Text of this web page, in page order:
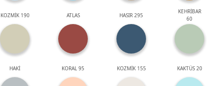
KOZMİK 190 ATLAS HASIR 295
KEHRİBAR
60
HAKİ KORAL 95 KOZMİK 155 KAKTÜS 20